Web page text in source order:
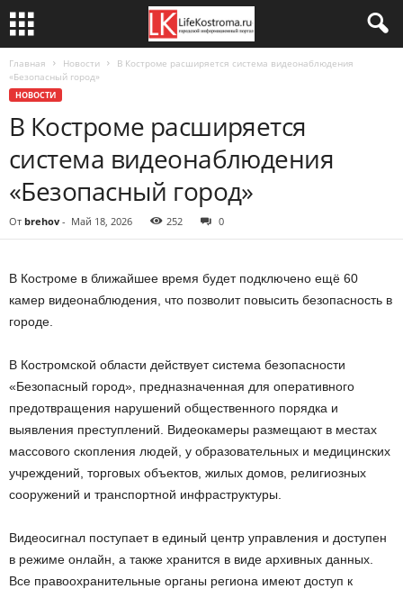
Главная Новости
В Костроме расширяется система видеонаблюдения
«Безопасный город»
НОВОСТИ
В Костроме расширяется
система видеонаблюдения
«Безопасный город»
От brehov - Май 18, 2026 252 0
В Костроме в ближайшее время будет подключено ещё 60
камер видеонаблюдения, что позволит повысить безопасность в
городе.
В Костромской области действует система безопасности
«Безопасный город», предназначенная для оперативного
предотвращения нарушений общественного порядка и
выявления преступлений. Видеокамеры размещают в местах
массового скопления людей, у образовательных и медицинских
учреждений, торговых объектов, жилых домов, религиозных
сооружений и транспортной инфраструктуры.
Видеосигнал поступает в единый центр управления и доступен
в режиме онлайн, а также хранится в виде архивных данных.
Все правоохранительные органы региона имеют доступ к